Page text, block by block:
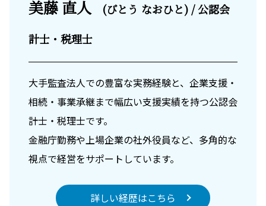
美藤 直人
(びとう なおひと) / 公認会
計士・税理士
大手監査法人での豊富な実務経験と、企業支援・
相続・事業承継まで幅広い支援実績を持つ公認会
計士・税理士です。
金融庁勤務や上場企業の社外役員など、多角的な
視点で経営をサポートしています。
詳しい経歴はこちら